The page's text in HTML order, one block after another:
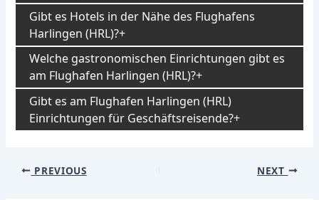
Gibt es Hotels in der Nähe des Flughafens
Harlingen (HRL)?
Welche gastronomischen Einrichtungen gibt es
am Flughafen Harlingen (HRL)?
Gibt es am Flughafen Harlingen (HRL)
Einrichtungen für Geschäftsreisende?
Post
PREVIOUS NEXT